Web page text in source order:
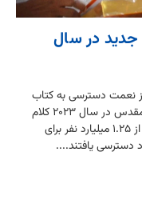
مقدس به ۱۰۶ زبان جدید در سال
از ۱۶۰۰ گروه زبانی از نعمت دسترسی به کتاب
مقدس محرومند، انجمن‌های بین‌المللی کتاب مقدس در سال ۲۰۲۳ کلام
خداوند را به ۱۰۶ زبان جدید ترجمه کردند و بیش از ۱.۲۵ میلیارد نفر برای
دسترسی یافتند....